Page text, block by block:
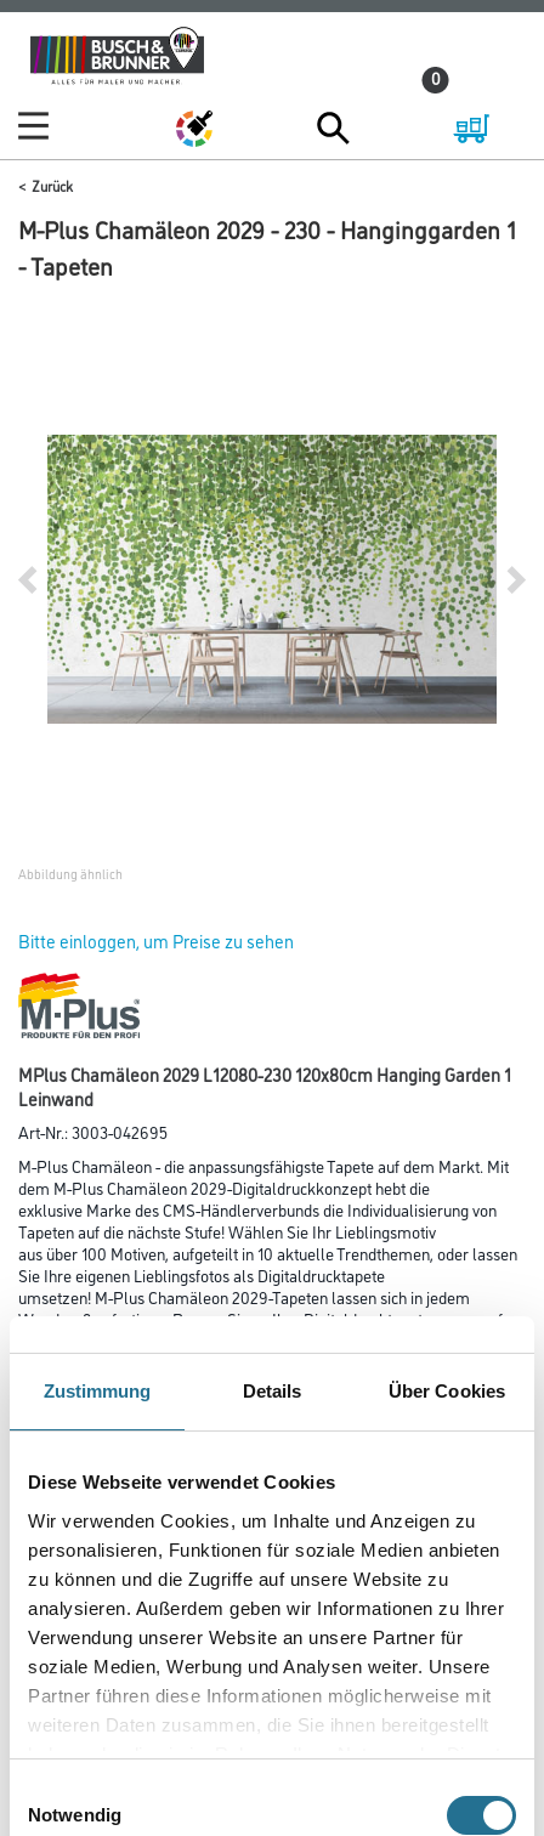
Zustimmung Details Über Cookies
Diese Webseite verwendet Cookies
Wir verwenden Cookies, um Inhalte und Anzeigen zu
personalisieren, Funktionen für soziale Medien anbieten
zu können und die Zugriffe auf unsere Website zu
analysieren. Außerdem geben wir Informationen zu Ihrer
Verwendung unserer Website an unsere Partner für
soziale Medien, Werbung und Analysen weiter. Unsere
Partner führen diese Informationen möglicherweise mit
weiteren Daten zusammen, die Sie ihnen bereitgestellt
haben oder die sie im Rahmen Ihrer Nutzung der Dienste
Notwendig
Zum
Inhalt
Zum
Navigationsmenü
0
Zurück
M-Plus Chamäleon 2029 - 230 - Hanginggarden 1
- Tapeten
Abbildung ähnlich
Bitte einloggen, um Preise zu sehen
MPlus Chamäleon 2029 L12080-230 120x80cm Hanging Garden 1
Leinwand
Art-Nr.:3003-042695
M-Plus Chamäleon - die anpassungsfähigste Tapete auf dem Markt. Mit
dem M-Plus Chamäleon 2029-Digitaldruckkonzept hebt die
exklusive Marke des CMS-Händlerverbunds die Individualisierung von
Tapeten auf die nächste Stufe! Wählen Sie Ihr Lieblingsmotiv
aus über 100 Motiven, aufgeteilt in 10 aktuelle Trendthemen, oder lassen
Sie Ihre eigenen Lieblingsfotos als Digitaldrucktapete
umsetzen! M-Plus Chamäleon 2029-Tapeten lassen sich in jedem
Wandmaß anfertigen. Passen Sie so Ihre Digitaldrucktapete genau auf
Farbtonbezeichnung
Länge in centimeter
Breite in centimeter
Gebinde